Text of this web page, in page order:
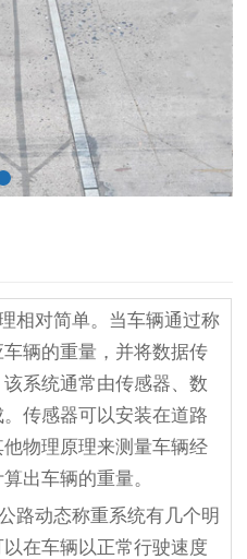
相对简单。当车辆通过称
辆的重量，并将数据传
系统通常由传感器、数
传感器可以安装在道路
物理原理来测量车辆经
出车辆的重量。
路动态称重系统有几个明
在车辆以正常行驶速度